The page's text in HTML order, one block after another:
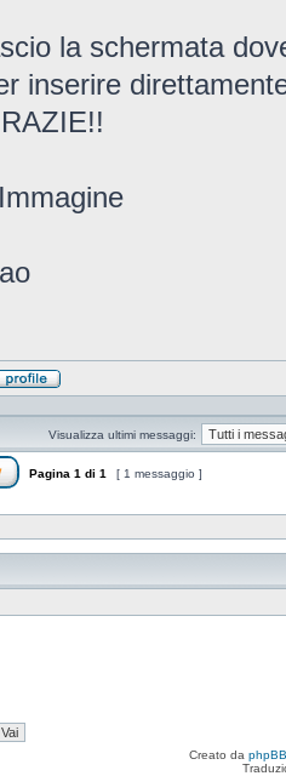
la schermata
inserire
Profilo
Visualizza ultimi messaggi:
Pagina 1 di 1 [ 1 messaggio ]
Creato da phpBB